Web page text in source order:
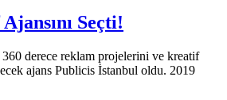
Seçti!
derece reklam projelerini ve kreatif
ajans Publicis İstanbul oldu. 2019